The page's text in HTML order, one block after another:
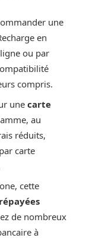
une
en
ou par
compris.
unecarte
au
réduits,
carte
cette
de nombreux
à